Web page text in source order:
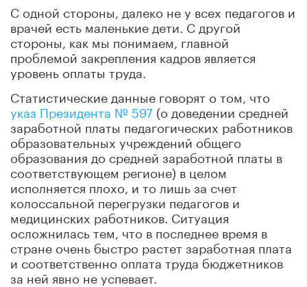
С одной стороны, далеко не у всех педагогов и
врачей есть маленькие дети. С другой
стороны, как мы понимаем, главной
проблемой закрепления кадров является
уровень оплаты труда.
Статистические данные говорят о том, что
указ Президента № 597 (о доведении средней
заработной платы педагогических работников
образовательных учреждений общего
образования до средней заработной платы в
соответствующем регионе)в целом
исполняется плохо, и то лишь за счет
колоссальной перегрузки педагогов и
медицинских работников. Ситуация
осложнилась тем, что в последнее время в
стране очень быстро растет заработная плата
и соответственно оплата труда бюджетников
за ней явно не успевает.